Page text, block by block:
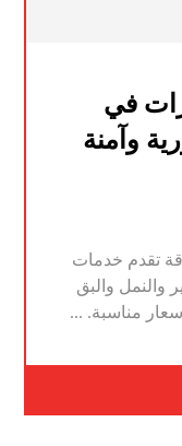
في
وآمنة
تقدم خدمات
والنمل والبق
مناسبة. ...